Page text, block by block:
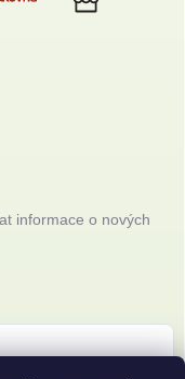
informace o nových